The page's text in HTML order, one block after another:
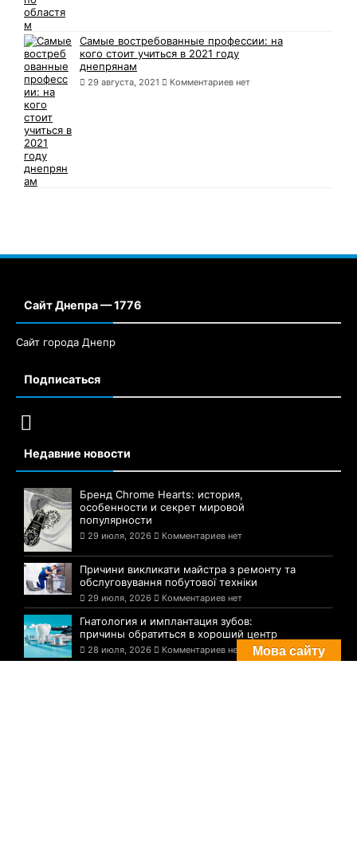
Самые востребованные профессии: на
кого стоит учиться в 2021 году
днепрянам
29 августа, 2021 Комментариев нет
Сайт Днепра — 1776
Сайт города Днепр
Подписаться
Недавние новости
Бренд Chrome Hearts: история,
особенности и секрет мировой
популярности
29 июля, 2026 Комментариев нет
Причини викликати майстра з ремонту та
обслуговування побутової техніки
29 июля, 2026 Комментариев нет
Гнатология и имплантация зубов:
причины обратиться в хороший центр
28 июля, 2026 Комментариев нет Мова сайту